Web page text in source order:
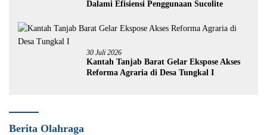
Dalami Efisiensi Penggunaan Sucolite
30 Juli 2026
Kantah Tanjab Barat Gelar Ekspose Akses
Reforma Agraria di Desa Tungkal I
Berita Olahraga